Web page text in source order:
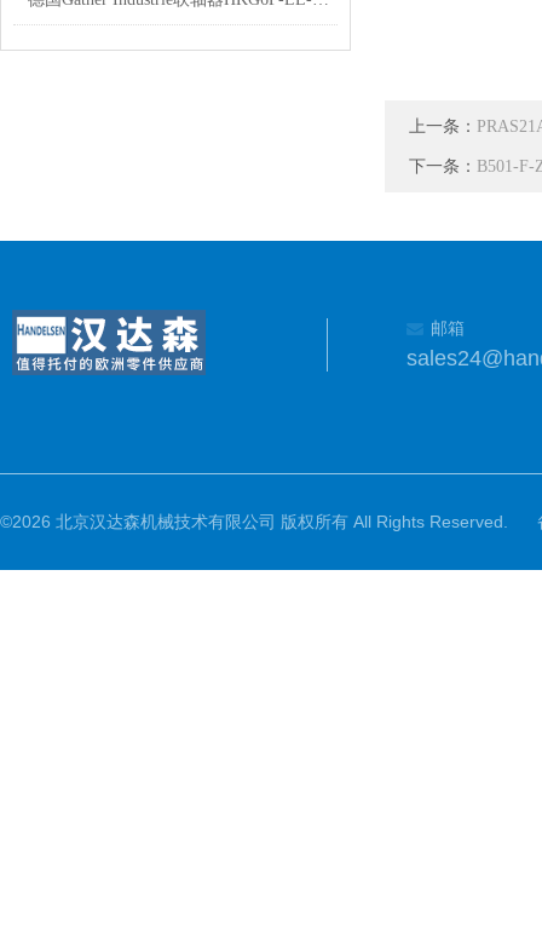
上一条：
下一条： B501-F-
邮箱
©2026 北京汉达森机械技术有限公司 版权所有 All Rights Reserved.